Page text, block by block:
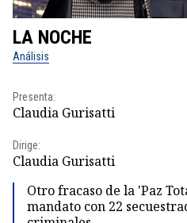
LA NOCHE
Análisis
Presenta:
Claudia Gurisatti
Dirige:
Claudia Gurisatti
Otro fracaso de la 'Paz
mandato con 22